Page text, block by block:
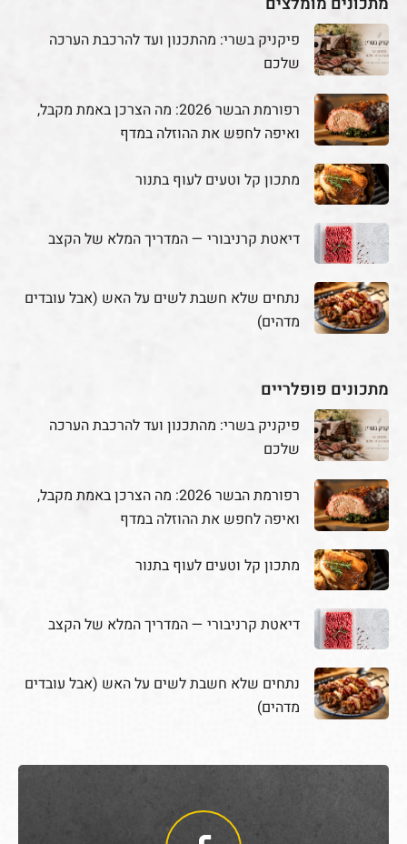
פיקניק בשרי: מהתכנון ועד להרכבת הערכה
שלכם
רפורמת הבשר 2026: מה הצרכן באמת מקבל,
ואיפה לחפש את ההוזלה במדף
מתכון קל וטעים לעוף בתנור
דיאטת קרניבורי — המדריך המלא של הקצב
נתחים שלא חשבת לשים על האש (אבל עובדים
מדהים)
מתכונים פופלריים
פיקניק בשרי: מהתכנון ועד להרכבת הערכה
שלכם
רפורמת הבשר 2026: מה הצרכן באמת מקבל,
ואיפה לחפש את ההוזלה במדף
מתכון קל וטעים לעוף בתנור
דיאטת קרניבורי — המדריך המלא של הקצב
נתחים שלא חשבת לשים על האש (אבל עובדים
מדהים)